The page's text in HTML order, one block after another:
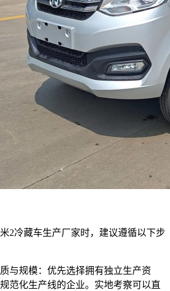
2冷藏车生产厂家时，建议遵循以下步
与规模：优先选择拥有独立生产资
范化生产线的企业。实地考察可以直